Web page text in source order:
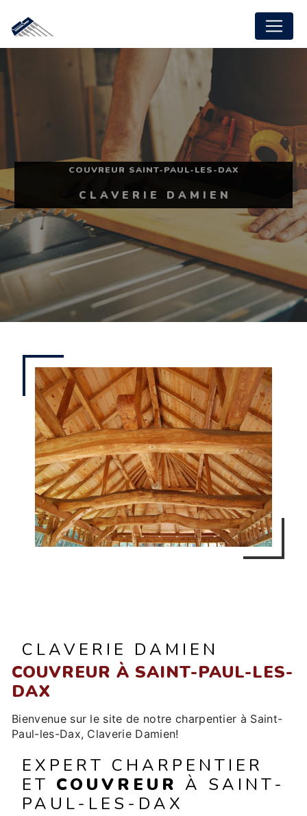
COUVREUR SAINT-PAUL-LES-DAX
CLAVERIE DAMIEN
CLAVERIE DAMIEN
COUVREUR À SAINT-PAUL-LES-
DAX
Bienvenue sur le site de notre charpentier à Saint-
Paul-les-Dax, Claverie Damien!
EXPERT CHARPENTIER
ET COUVREUR À SAINT-
PAUL-LES-DAX